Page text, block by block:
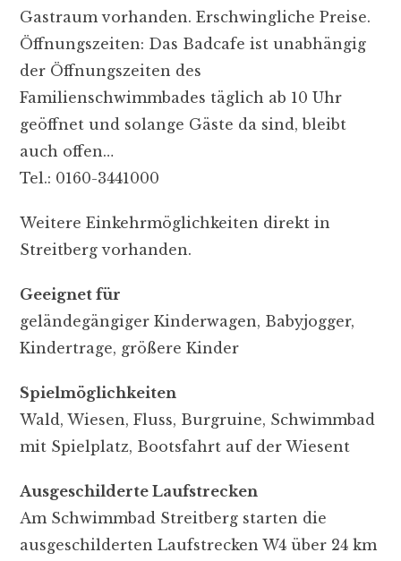
Gastraum vorhanden. Erschwingliche Preise.
Öffnungszeiten: Das Badcafe ist unabhängig
der Öffnungszeiten des
Familienschwimmbades täglich ab 10 Uhr
geöffnet und solange Gäste da sind, bleibt
auch offen…
Tel.: 0160-3441000
Weitere Einkehrmöglichkeiten direkt in
Streitberg vorhanden.
Geeignet für
geländegängiger Kinderwagen, Babyjogger,
Kindertrage, größere Kinder
Spielmöglichkeiten
Wald, Wiesen, Fluss, Burgruine, Schwimmbad
mit Spielplatz, Bootsfahrt auf der Wiesent
Ausgeschilderte Laufstrecken
Am Schwimmbad Streitberg starten die
ausgeschilderten Laufstrecken W4 über 24 km